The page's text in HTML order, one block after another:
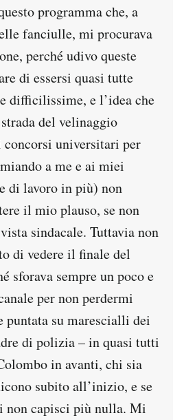
programma che, a
fanciulle, mi procurava
perché udivo queste
di essersi quasi tutte
difficilissime, e l’idea che
del velinaggio
universitari per
a me e ai miei
di lavoro in più) non
il mio plauso, se non
sindacale. Tuttavia non
di vedere il finale del
sforava sempre un poco e
per non perdermi
su marescialli dei
di polizia – in quasi tutti
in avanti, chi sia
subito all’inizio, e se
capisci più nulla. Mi